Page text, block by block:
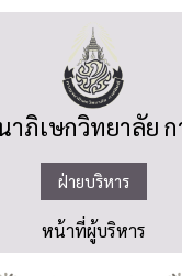
ภิเษกวิทยาลัย
ฝ่ายบริหาร
หน้าที่ผู้บริหาร